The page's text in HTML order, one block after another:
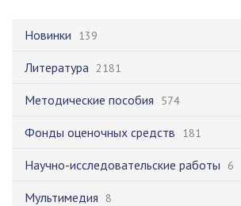
Новинки 139
Литература 2181
Методические пособия 574
Фонды оценочных средств 181
Научно-исследовательские работы 6
Мультимедия 8